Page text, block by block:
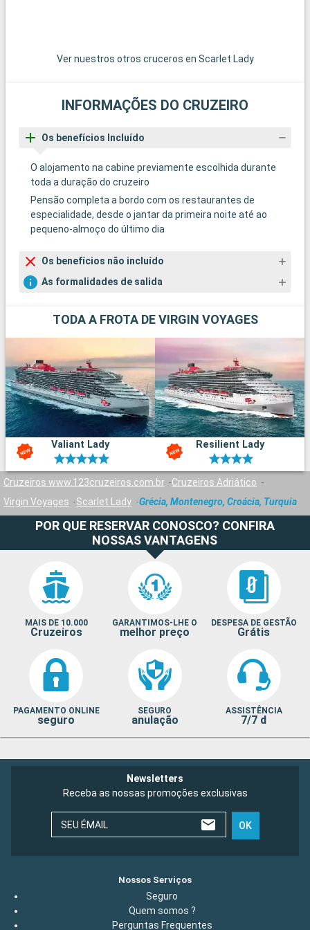
Ver nuestros otros cruceros en Scarlet Lady
INFORMAÇÕES DO CRUZEIRO
Os benefícios Incluído
O alojamento na cabine previamente escolhida durante
toda a duração do cruzeiro
Pensão completa a bordo com os restaurantes de
especialidade, desde o jantar da primeira noite até ao
pequeno-almoço do último dia
Os benefícios não incluído
As formalidades de salida
TODA A FROTA DE VIRGIN VOYAGES
Valiant Lady Resilient Lady
Cruzeiros www.123cruzeiros.com.br
Cruzeiros Adriático
Virgin Voyages
Scarlet Lady Grécia, Montenegro, Croácia, Turquia
POR QUE RESERVAR CONOSCO? CONFIRA
NOSSAS VANTAGENS
MAIS DE 10.000
Cruzeiros
GARANTIMOS-LHE O
melhor preço
DESPESA DE GESTÃO
Grátis
PAGAMENTO ONLINE
seguro
SEGURO
anulação
ASSISTÊNCIA
7/7 d
Newsletters
Receba as nossas promoções exclusivas
SEU ÉMAIL OK
Nossos Serviços
Seguro
Quem somos ?
Perguntas Frequentes